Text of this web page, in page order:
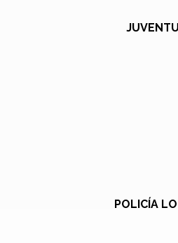
POLICÍA